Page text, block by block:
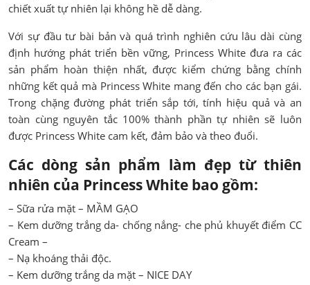
chiết xuất tự nhiên lại không hề dễ dàng.
Với sự đầu tư bài bản và quá trình nghiên cứu lâu dài cùng
định hướng phát triển bền vững, Princess White đưa ra các
sản phẩm hoàn thiện nhất, được kiểm chứng bằng chính
những kết quả mà Princess White mang đến cho các bạn gái.
Trong chặng đường phát triển sắp tới, tính hiệu quả và an
toàn cùng nguyên tắc 100% thành phần tự nhiên sẽ luôn
được Princess White cam kết, đảm bảo và theo đuổi.
Các dòng sản phẩm làm đẹp từ thiên
nhiên của Princess White bao gồm:
– Sữa rửa mặt – MẦM GẠO
– Kem dưỡng trắng da- chống nắng- che phủ khuyết điểm CC
Cream –
– Nạ khoáng thải độc.
– Kem dưỡng trắng da mặt – NICE DAY